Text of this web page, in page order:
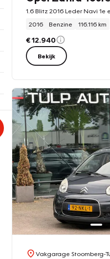
1.6 Blitz 2016 Leder Navi 1e
2016
Benzine 116.116 km
€ 12.940
Bekijk
Vakgarage Stoomberg-